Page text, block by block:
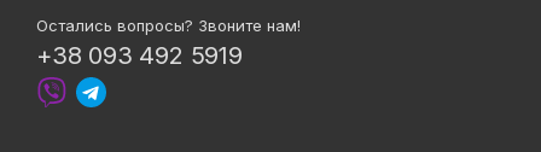
Остались вопросы? Звоните нам!
+38 093 492 5919